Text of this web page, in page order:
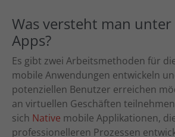
Was versteht man unter
Apps?
Es gibt zwei Arbeitsmethoden für
mobile Anwendungen entwickeln
potenziellen Benutzer erreichen
an virtuellen Geschäften
sich Native mobile Applikationen,
professionelleren Prozessen